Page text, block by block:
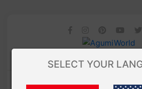
SELECT YOUR